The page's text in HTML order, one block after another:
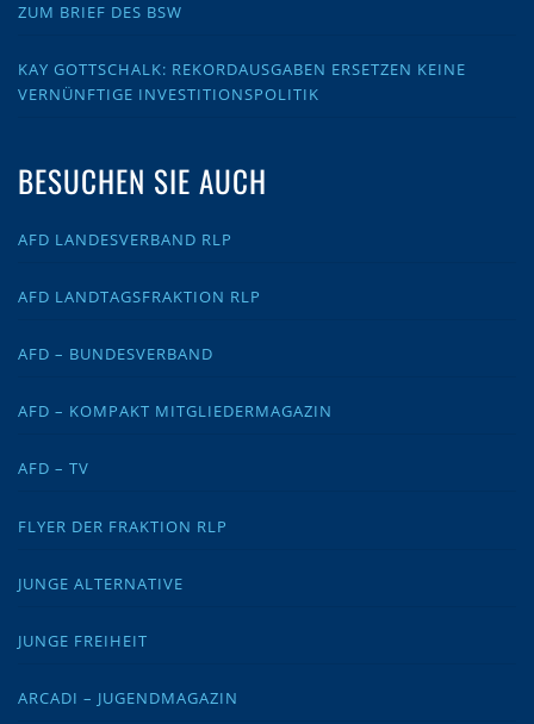
ZUM BRIEF DES BSW
KAY GOTTSCHALK: REKORDAUSGABEN ERSETZEN KEINE
VERNÜNFTIGE INVESTITIONSPOLITIK
BESUCHEN SIE AUCH
AFD LANDESVERBAND RLP
AFD LANDTAGSFRAKTION RLP
AFD – BUNDESVERBAND
AFD – KOMPAKT MITGLIEDERMAGAZIN
AFD – TV
FLYER DER FRAKTION RLP
JUNGE ALTERNATIVE
JUNGE FREIHEIT
ARCADI – JUGENDMAGAZIN